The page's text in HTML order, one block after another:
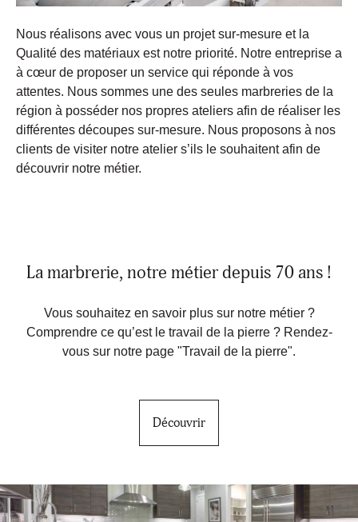
Nous réalisons avec vous un projet sur-mesure et la
Qualité des matériaux est notre priorité. Notre entreprise a
à cœur de proposer un service qui réponde à vos
attentes. Nous sommes une des seules marbreries de la
région à posséder nos propres ateliers afin de réaliser les
différentes découpes sur-mesure. Nous proposons à nos
clients de visiter notre atelier s’ils le souhaitent afin de
découvrir notre métier.
La marbrerie, notre métier depuis 70 ans !
Vous souhaitez en savoir plus sur notre métier ?
Comprendre ce qu’est le travail de la pierre ? Rendez-
vous sur notre page "Travail de la pierre".
Découvrir